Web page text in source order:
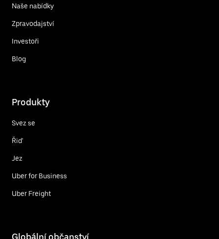
Naše nabídky
Zpravodajství
Investoři
Blog
Produkty
Svez se
Řiď
Jez
Uber for Business
Uber Freight
Globální občanství